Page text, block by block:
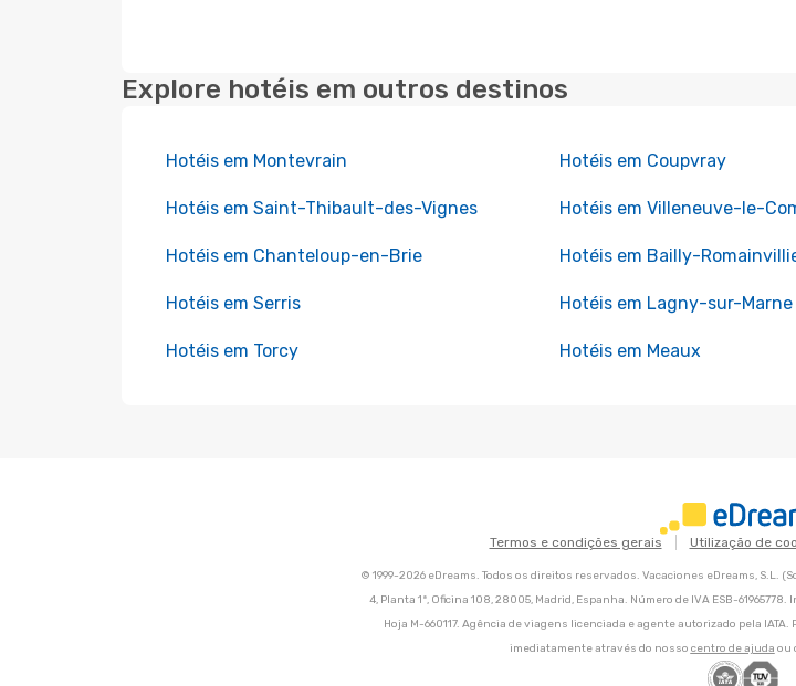
Explore hotéis em outros destinos
Hotéis em Montevrain Hotéis em Coupvray
Hotéis em Saint-Thibault-des-Vignes Hotéis em Villeneuve-le-
Hotéis em Chanteloup-en-Brie Hotéis em Bailly-
Hotéis em Serris Hotéis em Lagny-sur-Marne
Hotéis em Torcy Hotéis em Meaux
Termos e condições gerais Utilização de
© 1999-2026 eDreams. Todos os direitos reservados. Vacaciones eDreams, S.L.
4, Planta 1ª, Oficina 108, 28005, Madrid, Espanha. Número de IVA ESB-
Hoja M-660117. Agência de viagens licenciada e agente autorizado pela
imediatamente através do nosso centro de ajuda ou